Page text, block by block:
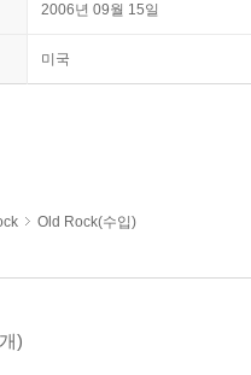
2006년 09월 15일
미국
Old Rock(수입)
)